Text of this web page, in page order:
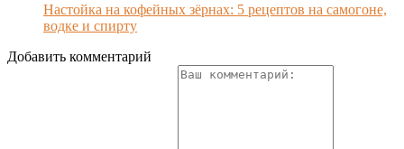
Настойка на кофейных зёрнах: 5 рецептов на самогоне,
водке и спирту
Добавить комментарий